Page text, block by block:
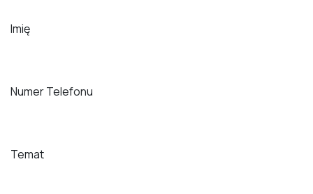
Imię
Numer Telefonu
Temat